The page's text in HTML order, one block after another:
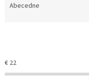
r
o
Abecedne
€ 22